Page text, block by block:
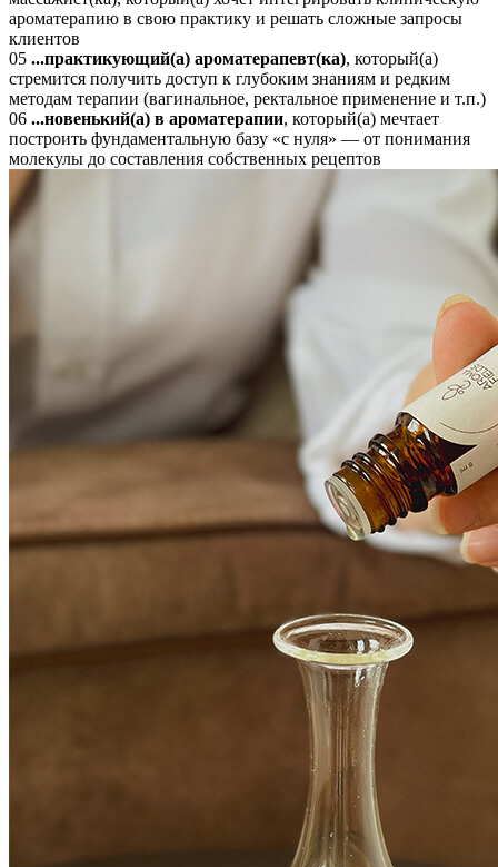
ароматерапию в свою практику и решать сложные запросы
клиентов
05 ...практикующий(а) ароматерапевт(ка), который(а)
стремится получить доступ к глубоким знаниям и редким
методам терапии (вагинальное, ректальное применение и т.п.)
06 ...новенький(а) в ароматерапии, который(а) мечтает
построить фундаментальную базу «с нуля» — от понимания
молекулы до составления собственных рецептов